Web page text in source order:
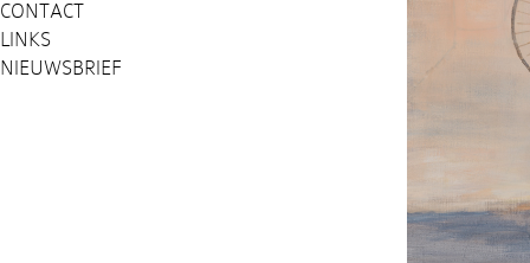
CONTACT
LINKS
NIEUWSBRIEF